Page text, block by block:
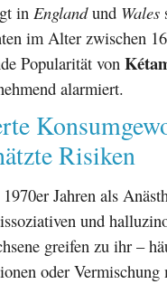
in Englandund Wales
im Alter zwischen
Popularität von
alarmiert.
Risiken
Jahren als
und
greifen zu ihr –
oder